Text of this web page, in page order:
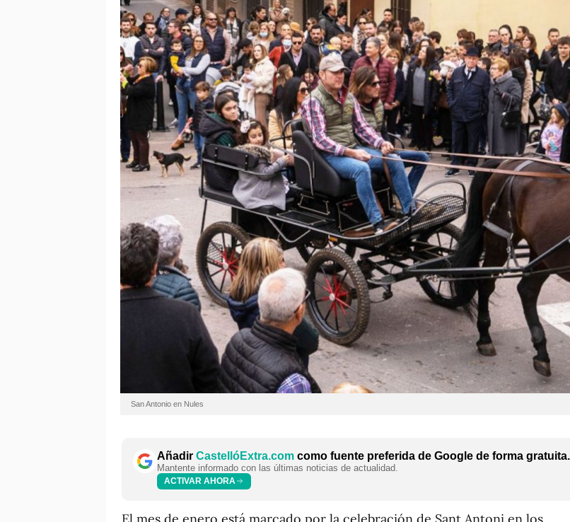
San Antonio en Nules
Añadir CastellóExtra.com como fuente preferida de Google de forma gratuita.
Mantente informado con las últimas noticias de actualidad.
ACTIVAR AHORA
El mes de enero está marcado por la celebración de Sant Antoni en los